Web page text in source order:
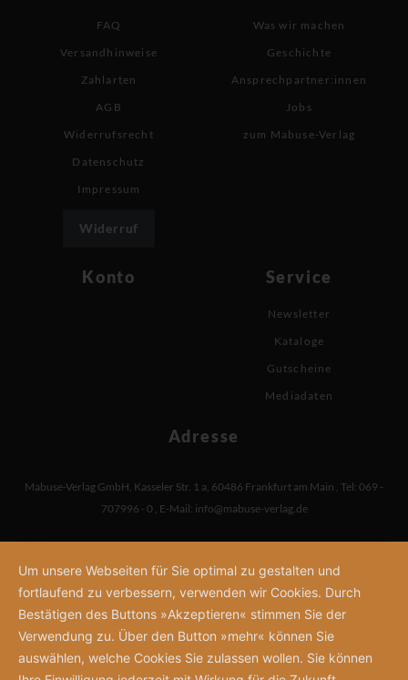
FAQ
Versandhinweise
Zahlarten
AGB
Widerrufsrecht
Datenschutz
Impressum
Widerruf
Was wir machen
Geschichte
Ansprechpartner:innen
Jobs
zum Mabuse-Verlag
Konto Service
Newsletter
Kataloge
Gutscheine
Mediadaten
Adresse
Mabuse-Verlag GmbH, Kasseler Str. 1 a, 60486 Frankfurt am Main , Tel: 069 -
707996 - 0 , E-Mail: info@mabuse-verlag.de
Um unsere Webseiten für Sie optimal zu gestalten und
fortlaufend zu verbessern, verwenden wir Cookies. Durch
Bestätigen des Buttons »Akzeptieren« stimmen Sie der
Verwendung zu. Über den Button »mehr« können Sie
auswählen, welche Cookies Sie zulassen wollen. Sie können